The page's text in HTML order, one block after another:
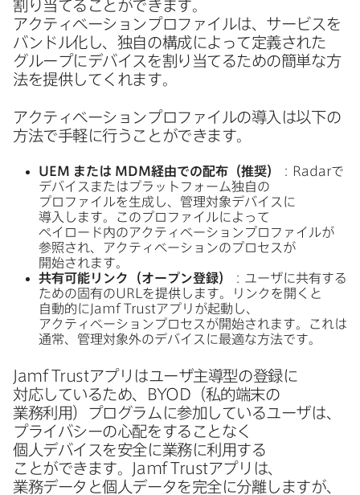
割り​当てることができます。​
アクティベーションプロファイルは、​サービスを​
バンドル化し、​独自の​構成に​よって​定義された​
グループに​デバイスを​割り当てるための​簡単な​方​
法を​提供してくれます。
アクティベーションプロファイルの​導入は​以下の​
方法で​手軽に​行うことができます。
UEM または MDM経由での​配布 （推奨） ： Radarで​
デバイスまたは​プラットフォーム独自の​
プロファイルを​生成し、​管理対象デバイスに​
導入します。​この​プロファイルに​よって​
ペイロード内の​アクティベーションプロファイルが​
参照され、​アクティベーションの​プロセスが​
開始されます。
共有可能リンク
（オープン登録）
：ユーザに​共有する​
ための​固有のURL を​提供します。​リンクを​開くと​
自動的に Jamf Trustアプリが​起動し、​
アクティベーションプロセスが​開始されます。​これは​
通常、​管理対象外の​デバイスに​最適な​方法です。
Jamf Trustアプリは​ユーザ主導型の​登録に​
対応している​ため、
BYOD （​私的端末の​
業務利用）​プログラムに​参加している​ユーザは、​
プライバシーの​心配を​する​ことなく​
個人デバイスを​安全に​業務に​利用する​
ことができます。
Jamf Trustアプリは、​
業務データと​個人データを​完全に​分離しますが、